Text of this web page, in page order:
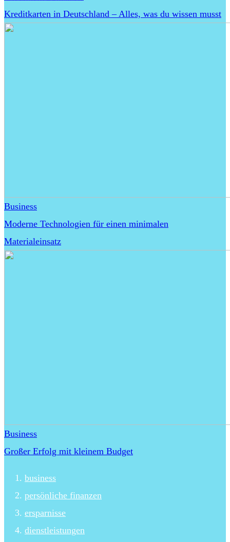
Kreditkarten in Deutschland – Alles, was du wissen musst
Business
Moderne Technologien für einen minimalen
Materialeinsatz
Business
Großer Erfolg mit kleinem Budget
business
persönliche finanzen
ersparnisse
dienstleistungen